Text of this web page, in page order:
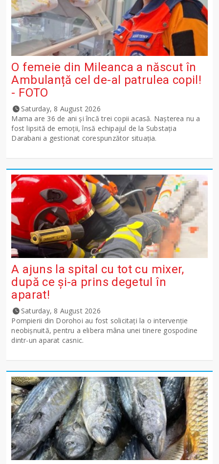
O femeie din Mileanca a născut în
Ambulanță cel de-al patrulea copil!
- FOTO
Saturday, 8 August 2026
Mama are 36 de ani și încă trei copii acasă. Nașterea nu a
fost lipsită de emoții, însă echipajul de la Substația
Darabani a gestionat corespunzător situația.
A ajuns la spital cu tot cu mixer,
după ce și-a prins degetul în
aparat!
Saturday, 8 August 2026
Pompierii din Dorohoi au fost solicitați la o intervenție
neobișnuită, pentru a elibera mâna unei tinere gospodine
dintr-un aparat casnic.